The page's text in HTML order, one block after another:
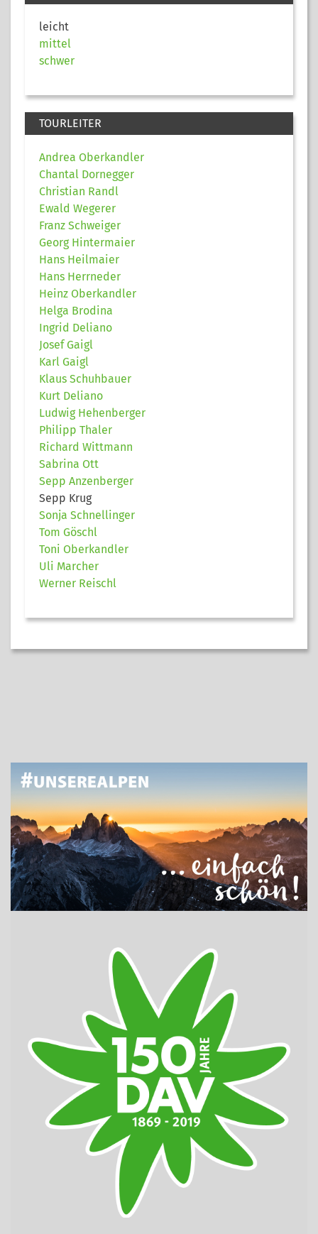
leicht
mittel
schwer
TOURLEITER
Andrea Oberkandler
Chantal Dornegger
Christian Randl
Ewald Wegerer
Franz Schweiger
Georg Hintermaier
Hans Heilmaier
Hans Herrneder
Heinz Oberkandler
Helga Brodina
Ingrid Deliano
Josef Gaigl
Karl Gaigl
Klaus Schuhbauer
Kurt Deliano
Ludwig Hehenberger
Philipp Thaler
Richard Wittmann
Sabrina Ott
Sepp Anzenberger
Sepp Krug
Sonja Schnellinger
Tom Göschl
Toni Oberkandler
Uli Marcher
Werner Reischl